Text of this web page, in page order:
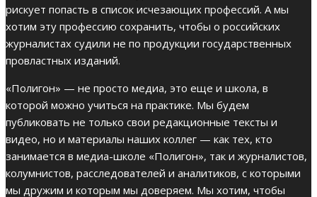
рискует попасть в список исчезающих профессий. А мы
хотим эту профессию сохранить, чтобы о российских
журналистах судили не по продукции государственных
провластных изданий.
«Полигон» — не просто медиа, это еще и школа, в
которой можно учиться на практике. Мы будем
публиковать не только свои редакционные тексты и
видео, но и материалы наших коллег — как тех, кто
занимается в медиа-школе «Полигон», так и журналистов,
колумнистов, расследователей и аналитиков, с которыми
мы дружим и которым мы доверяем. Мы хотим, чтобы